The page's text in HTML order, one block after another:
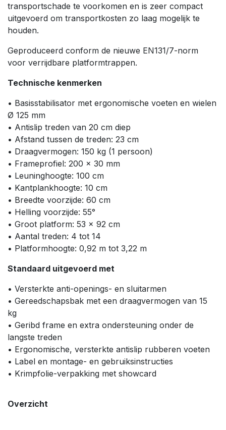
transportschade te voorkomen en is zeer compact
uitgevoerd om transportkosten zo laag mogelijk te
houden.
Geproduceerd conform de nieuwe EN131/7-norm
voor verrijdbare platformtrappen.
Technische kenmerken
• Basisstabilisator met ergonomische voeten en wielen
Ø 125 mm
• Antislip treden van 20 cm diep
• Afstand tussen de treden: 23 cm
• Draagvermogen: 150 kg (1 persoon)
• Frameprofiel: 200 x 30 mm
• Leuninghoogte: 100 cm
• Kantplankhoogte: 10 cm
• Breedte voorzijde: 60 cm
• Helling voorzijde: 55°
• Groot platform: 53 x 92 cm
• Aantal treden: 4 tot 14
• Platformhoogte: 0,92 m tot 3,22 m
Standaard uitgevoerd met
• Versterkte anti-openings- en sluitarmen
• Gereedschapsbak met een draagvermogen van 15
kg
• Geribd frame en extra ondersteuning onder de
langste treden
• Ergonomische, versterkte antislip rubberen voeten
• Label en montage- en gebruiksinstructies
• Krimpfolie-verpakking met showcard
Overzicht